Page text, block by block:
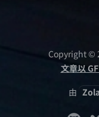
Copyright ©
文章以
由